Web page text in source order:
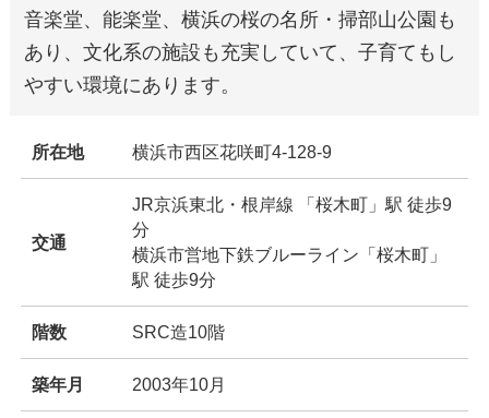
音楽堂、能楽堂、横浜の桜の名所・掃部山公園も
あり、文化系の施設も充実していて、子育てもし
やすい環境にあります。
所在地 横浜市西区花咲町4-128-9
交通
JR京浜東北・根岸線 「桜木町」駅 徒歩9
分
横浜市営地下鉄ブルーライン「桜木町」
駅 徒歩9分
階数 SRC造10階
築年月 2003年10月